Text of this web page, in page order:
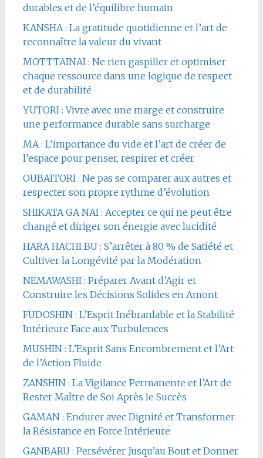
durables et de l’équilibre humain
KANSHA : La gratitude quotidienne et l’art de
reconnaître la valeur du vivant
MOTTTAINAI : Ne rien gaspiller et optimiser
chaque ressource dans une logique de respect
et de durabilité
YUTORI : Vivre avec une marge et construire
une performance durable sans surcharge
MA : L’importance du vide et l’art de créer de
l’espace pour penser, respirer et créer
OUBAITORI : Ne pas se comparer aux autres et
respecter son propre rythme d’évolution
SHIKATA GA NAI : Accepter ce qui ne peut être
changé et diriger son énergie avec lucidité
HARA HACHI BU : S’arrêter à 80 % de Satiété et
Cultiver la Longévité par la Modération
NEMAWASHI : Préparer Avant d’Agir et
Construire les Décisions Solides en Amont
FUDOSHIN : L’Esprit Inébranlable et la Stabilité
Intérieure Face aux Turbulences
MUSHIN : L’Esprit Sans Encombrement et l’Art
de l’Action Fluide
ZANSHIN : La Vigilance Permanente et l’Art de
Rester Maître de Soi Après le Succès
GAMAN : Endurer avec Dignité et Transformer
la Résistance en Force Intérieure
GANBARU : Persévérer Jusqu’au Bout et Donner